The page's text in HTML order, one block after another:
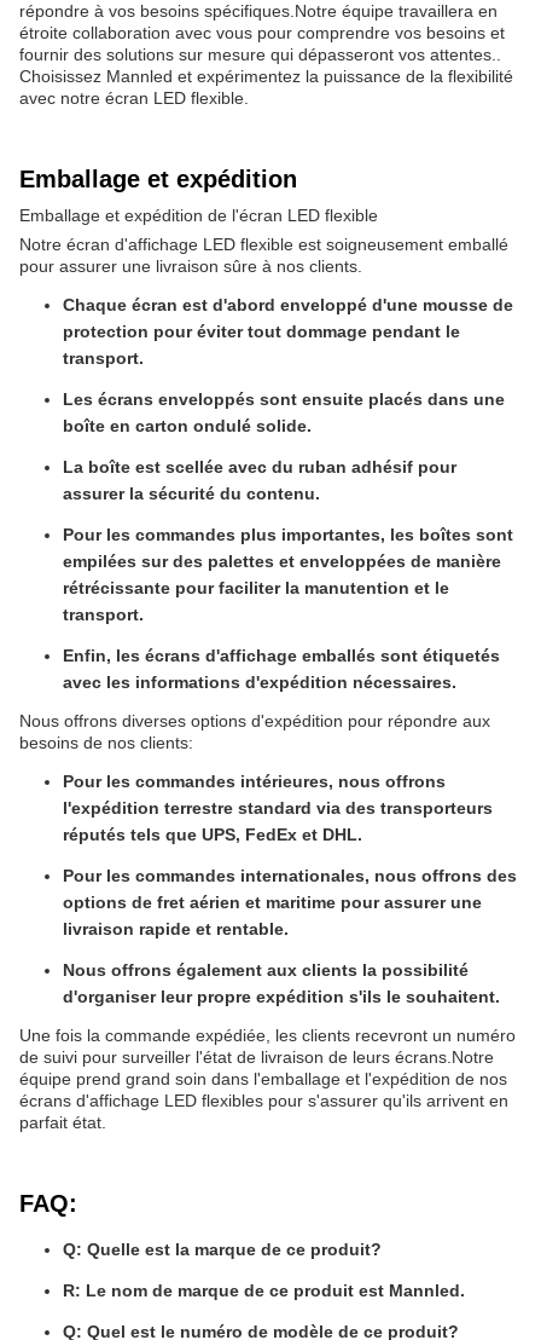
répondre à vos besoins spécifiques.Notre équipe travaillera en
étroite collaboration avec vous pour comprendre vos besoins et
fournir des solutions sur mesure qui dépasseront vos attentes..
Choisissez Mannled et expérimentez la puissance de la flexibilité
avec notre écran LED flexible.
Emballage et expédition
Emballage et expédition de l'écran LED flexible
Notre écran d'affichage LED flexible est soigneusement emballé
pour assurer une livraison sûre à nos clients.
Chaque écran est d'abord enveloppé d'une mousse de
protection pour éviter tout dommage pendant le
transport.
Les écrans enveloppés sont ensuite placés dans une
boîte en carton ondulé solide.
La boîte est scellée avec du ruban adhésif pour
assurer la sécurité du contenu.
Pour les commandes plus importantes, les boîtes sont
empilées sur des palettes et enveloppées de manière
rétrécissante pour faciliter la manutention et le
transport.
Enfin, les écrans d'affichage emballés sont étiquetés
avec les informations d'expédition nécessaires.
Nous offrons diverses options d'expédition pour répondre aux
besoins de nos clients:
Pour les commandes intérieures, nous offrons
l'expédition terrestre standard via des transporteurs
réputés tels que UPS, FedEx et DHL.
Pour les commandes internationales, nous offrons des
options de fret aérien et maritime pour assurer une
livraison rapide et rentable.
Nous offrons également aux clients la possibilité
d'organiser leur propre expédition s'ils le souhaitent.
Une fois la commande expédiée, les clients recevront un numéro
de suivi pour surveiller l'état de livraison de leurs écrans.Notre
équipe prend grand soin dans l'emballage et l'expédition de nos
écrans d'affichage LED flexibles pour s'assurer qu'ils arrivent en
parfait état.
FAQ:
Q: Quelle est la marque de ce produit?
R: Le nom de marque de ce produit est Mannled.
Q: Quel est le numéro de modèle de ce produit?